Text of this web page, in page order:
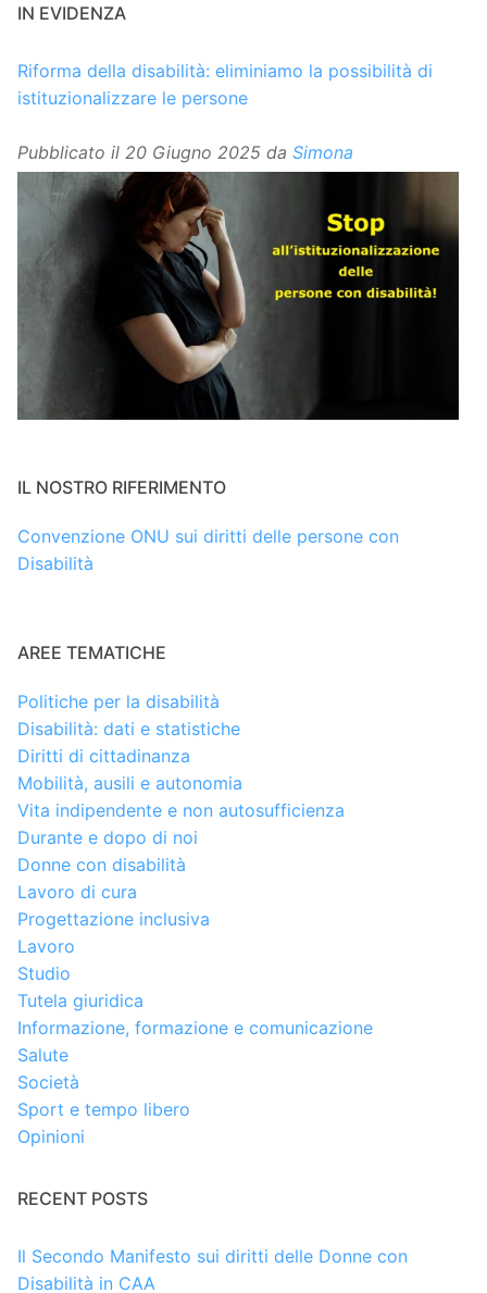
IN EVIDENZA
Riforma della disabilità: eliminiamo la possibilità di
istituzionalizzare le persone
Pubblicato il 20 Giugno 2025 da Simona
IL NOSTRO RIFERIMENTO
Convenzione ONU sui diritti delle persone con
Disabilità
AREE TEMATICHE
Politiche per la disabilità
Disabilità: dati e statistiche
Diritti di cittadinanza
Mobilità, ausili e autonomia
Vita indipendente e non autosufficienza
Durante e dopo di noi
Donne con disabilità
Lavoro di cura
Progettazione inclusiva
Lavoro
Studio
Tutela giuridica
Informazione, formazione e comunicazione
Salute
Società
Sport e tempo libero
Opinioni
RECENT POSTS
Il Secondo Manifesto sui diritti delle Donne con
Disabilità in CAA